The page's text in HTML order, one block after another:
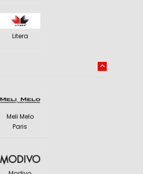
Litera
Meli Melo
Paris